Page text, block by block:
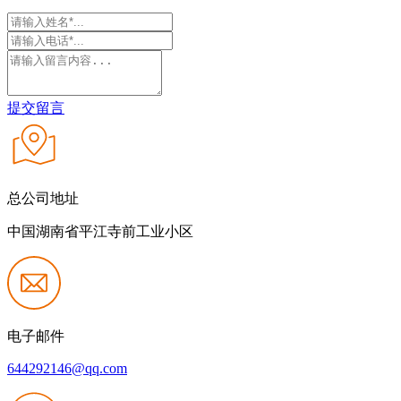
提交留言
总公司地址
中国湖南省平江寺前工业小区
电子邮件
644292146@qq.com